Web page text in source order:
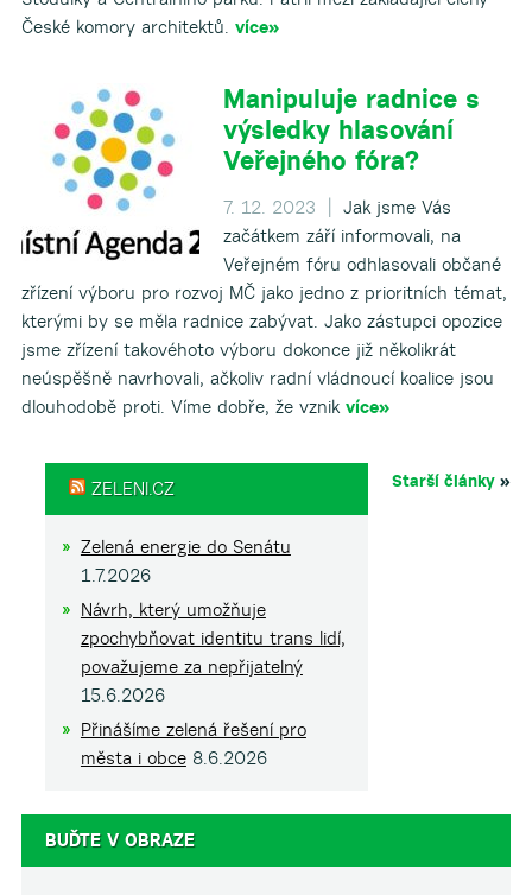
České komory architektů. více»
Manipuluje radnice s
výsledky hlasování
Veřejného fóra?
7. 12. 2023 |
Jak jsme Vás
začátkem září informovali, na
Veřejném fóru odhlasovali občané
zřízení výboru pro rozvoj MČ jako jedno z prioritních témat,
kterými by se měla radnice zabývat. Jako zástupci opozice
jsme zřízení takovéhoto výboru dokonce již několikrát
neúspěšně navrhovali, ačkoliv radní vládnoucí koalice jsou
dlouhodobě proti. Víme dobře, že vznik více»
Starší články »
ZELENI.CZ
Zelená energie do Senátu
1.7.2026
Návrh, který umožňuje
zpochybňovat identitu trans lidí,
považujeme za nepřijatelný
15.6.2026
Přinášíme zelená řešení pro
města i obce 8.6.2026
BUĎTE V OBRAZE